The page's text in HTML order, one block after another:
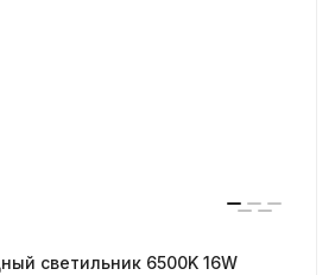
светильник 6500K 16W